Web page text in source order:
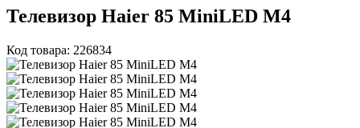
Телевизор Haier 85 MiniLED M4
Код товара: 226834